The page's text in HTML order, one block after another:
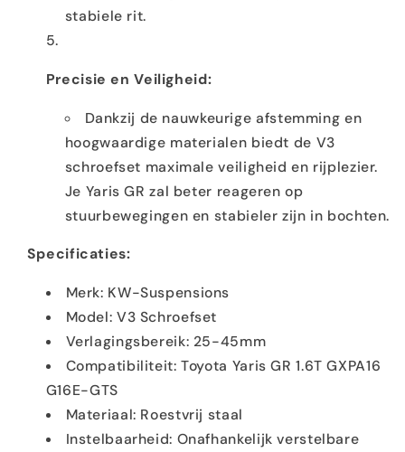
stabiele rit.
Precisie en Veiligheid:
Dankzij de nauwkeurige afstemming en
hoogwaardige materialen biedt de V3
schroefset maximale veiligheid en rijplezier.
Je Yaris GR zal beter reageren op
stuurbewegingen en stabieler zijn in bochten.
Specificaties:
Merk: KW-Suspensions
Model: V3 Schroefset
Verlagingsbereik: 25-45mm
Compatibiliteit: Toyota Yaris GR 1.6T GXPA16
G16E-GTS
Materiaal: Roestvrij staal
Instelbaarheid: Onafhankelijk verstelbare